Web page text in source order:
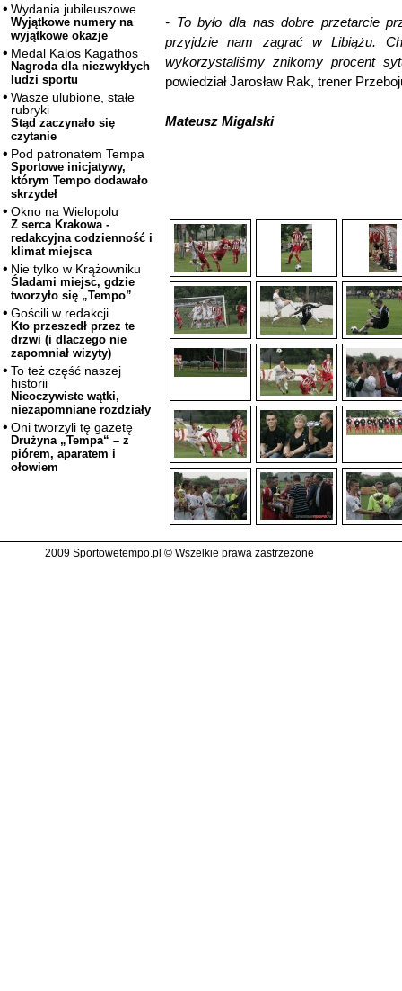
Wydania jubileuszowe
Wyjątkowe numery na
wyjątkowe okazje
Medal Kalos Kagathos
Nagroda dla niezwykłych
ludzi sportu
Wasze ulubione, stałe
rubryki
Stąd zaczynało się
czytanie
Pod patronatem Tempa
Sportowe inicjatywy,
którym Tempo dodawało
skrzydeł
Okno na Wielopolu
Z serca Krakowa -
redakcyjna codzienność i
klimat miejsca
Nie tylko w Krążowniku
Śladami miejsc, gdzie
tworzyło się „Tempo”
Gościli w redakcji
Kto przeszedł przez te
drzwi (i dlaczego nie
zapomniał wizyty)
To też część naszej
historii
Nieoczywiste wątki,
niezapomniane rozdziały
Oni tworzyli tę gazetę
Drużyna „Tempa“ – z
piórem, aparatem i
ołowiem
- To było dla nas dobre przetarcie
przyjdzie nam zagrać w Libiążu.
wykorzystaliśmy znikomy procent
powiedział Jarosław Rak, trener
Mateusz Migalski
2009 Sportowetempo.pl © Wszelkie prawa zastrzeżone